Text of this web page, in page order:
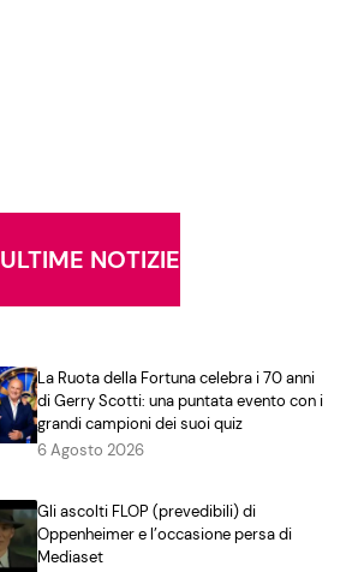
ULTIME NOTIZIE
La Ruota della Fortuna celebra i 70 anni
di Gerry Scotti: una puntata evento con i
grandi campioni dei suoi quiz
6 Agosto 2026
Gli ascolti FLOP (prevedibili) di
Oppenheimer e l’occasione persa di
Mediaset